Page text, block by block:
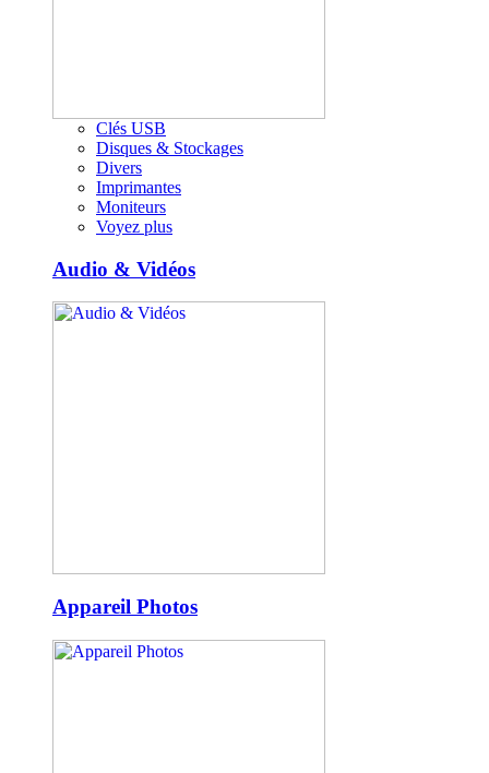
Clés USB
Disques & Stockages
Divers
Imprimantes
Moniteurs
Voyez plus
Audio & Vidéos
Appareil Photos